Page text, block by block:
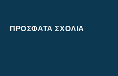
ΠΡΌΣΦΑΤΑ ΣΧΌΛΙΑ